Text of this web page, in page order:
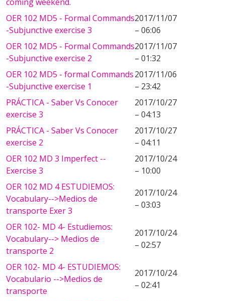
OER 102 MD5 - Formal Commands
-Subjunctive exercise 3
2017/11/07
– 06:06
OER 102 MD5 - Formal Commands
-Subjunctive exercise 2
2017/11/07
– 01:32
OER 102 MD5 - formal Commands
-Subjunctive exercise 1
2017/11/06
– 23:42
PRÁCTICA - Saber Vs Conocer
exercise 3
2017/10/27
– 04:13
PRÁCTICA - Saber Vs Conocer
exercise 2
2017/10/27
– 04:11
OER 102 MD 3 Imperfect --
Exercise 3
2017/10/24
– 10:00
OER 102 MD 4 ESTUDIEMOS:
Vocabulary-->Medios de
transporte Exer 3
2017/10/24
– 03:03
OER 102- MD 4- Estudiemos:
Vocabulary--> Medios de
transporte 2
2017/10/24
– 02:57
OER 102- MD 4- ESTUDIEMOS:
Vocabulario -->Medios de
transporte
2017/10/24
– 02:41